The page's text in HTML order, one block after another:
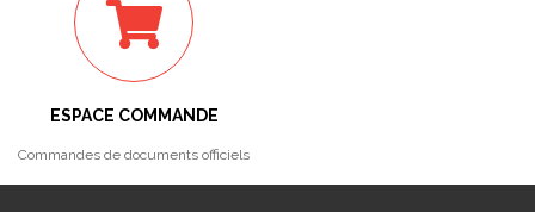
ESPACE COMMANDE
Commandes de documents officiels